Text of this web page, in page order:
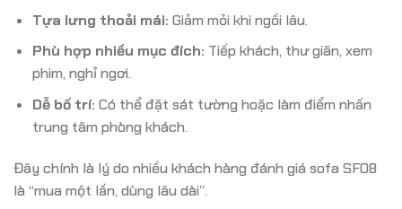
Tựa lưng thoải mái: Giảm mỏi khi ngồi lâu.
Phù hợp nhiều mục đích: Tiếp khách, thư giãn, xem
phim, nghỉ ngơi.
Dễ bố trí: Có thể đặt sát tường hoặc làm điểm nhấn
trung tâm phòng khách.
Đây chính là lý do nhiều khách hàng đánh giá sofa SF08
là “mua một lần, dùng lâu dài”.